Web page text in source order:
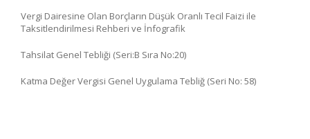
Vergi Dairesine Olan Borçların Düşük Oranlı Tecil Faizi ile
Taksitlendirilmesi Rehberi ve İnfografik
Tahsilat Genel Tebliği (Seri:B Sıra No:20)
Katma Değer Vergisi Genel Uygulama Tebliğ (Seri No: 58)